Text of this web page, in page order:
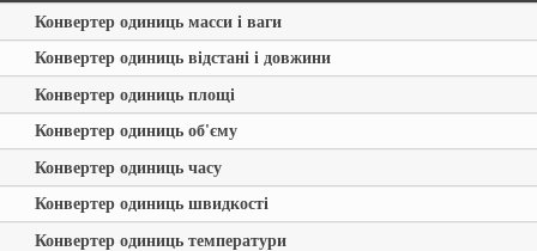
Конвертер одиниць масси і ваги
Конвертер одиниць відстані і довжини
Конвертер одиниць площі
Конвертер одиниць об'єму
Конвертер одиниць часу
Конвертер одиниць швидкості
Конвертер одиниць температури